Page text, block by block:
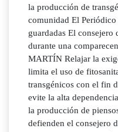
la producción de
comunidad El
guardadas El
durante una
MARTÍN Relajar la
limita el uso de
transgénicos con el fin
evite la alta
la producción de
defienden el consejero